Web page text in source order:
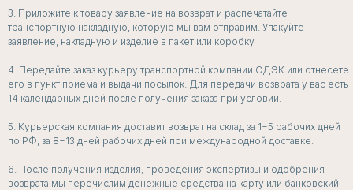
3. Приложите к товару заявление на возврат и распечатайте
транспортную накладную, которую мы вам отправим. Упакуйте
заявление, накладную и изделие в пакет или коробку
4. Передайте заказ курьеру транспортной компании СДЭК или отнесете
его в пункт приема и выдачи посылок. Для передачи возврата у вас есть
14 календарных дней после получения заказа при условии.
5. Курьерская компания доставит возврат на склад за 1−5 рабочих дней
по РФ, за 8−13 дней рабочих дней при международной доставке.
6. После получения изделия, проведения экспертизы и одобрения
возврата мы перечислим денежные средства на карту или банковский
БЕЛЬЕ
ДЛЯ СЛУЧАЯ